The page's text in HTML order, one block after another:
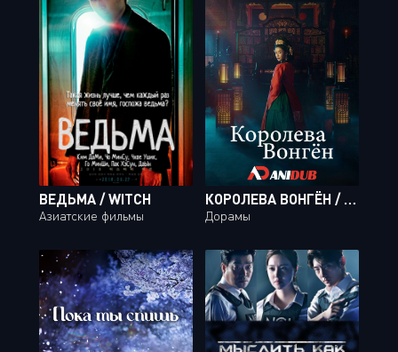
ВЕДЬМА / WITCH
Азиатские фильмы
КОРОЛЕВА ВОНГЁН / THE QUEEN WHO CROWNS [12 ИЗ 12]
Дорамы